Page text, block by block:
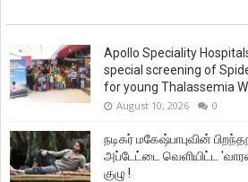
Apollo Speciality
special screening of
for young Thalassemia
August 10, 2026 0
நடிகர் மகேஷ்பாபுவின்
அப்டேட்டை வெளியிட்ட
குழு !